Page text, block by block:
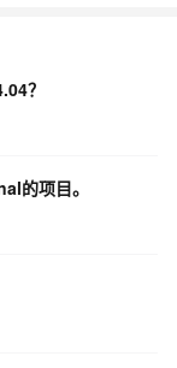
？
的项目。